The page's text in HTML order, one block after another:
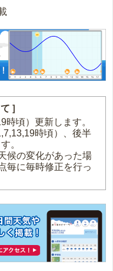
］
時頃）更新します。
時頃）、後半
。
候の変化があった場
毎に毎時修正を行っ